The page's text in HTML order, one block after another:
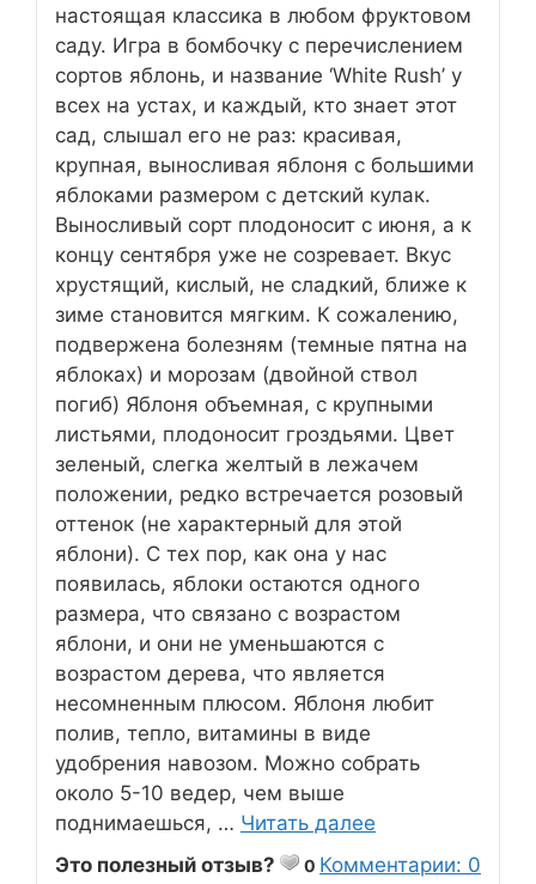
настоящая классика в любом фруктовом
саду. Игра в бомбочку с перечислением
сортов яблонь, и название ‘White Rush’ у
всех на устах, и каждый, кто знает этот
сад, слышал его не раз: красивая,
крупная, выносливая яблоня с большими
яблоками размером с детский кулак.
Выносливый сорт плодоносит с июня, а к
концу сентября уже не созревает. Вкус
хрустящий, кислый, не сладкий, ближе к
зиме становится мягким. К сожалению,
подвержена болезням (темные пятна на
яблоках) и морозам (двойной ствол
погиб) Яблоня объемная, с крупными
листьями, плодоносит гроздьями. Цвет
зеленый, слегка желтый в лежачем
положении, редко встречается розовый
оттенок (не характерный для этой
яблони). С тех пор, как она у нас
появилась, яблоки остаются одного
размера, что связано с возрастом
яблони, и они не уменьшаются с
возрастом дерева, что является
несомненным плюсом. Яблоня любит
полив, тепло, витамины в виде
удобрения навозом. Можно собрать
около 5-10 ведер, чем выше
поднимаешься, … Читать далее
Это полезный отзыв?
0 Комментарии: 0